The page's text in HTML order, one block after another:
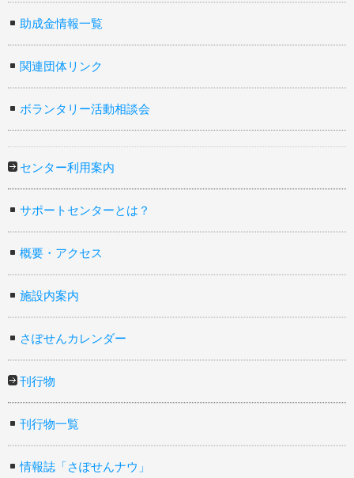
助成金情報一覧
関連団体リンク
ボランタリー活動相談会
センター利用案内
サポートセンターとは？
概要・アクセス
施設内案内
さぽせんカレンダー
刊行物
刊行物一覧
情報誌「さぽせんナウ」